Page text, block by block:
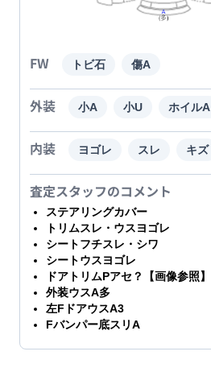
FW トビ石 傷A
外装 小A 小U ホイルA
内装 ヨゴレ スレ キズ
査定スタッフのコメント
ステアリングカバー
トリムスレ・ウスヨゴレ
シートフチスレ・シワ
シートウスヨゴレ
ドアトリムPアセ？【画像参照】
外装ウスA多
左FドアウスA3
Fバンパー底スリA